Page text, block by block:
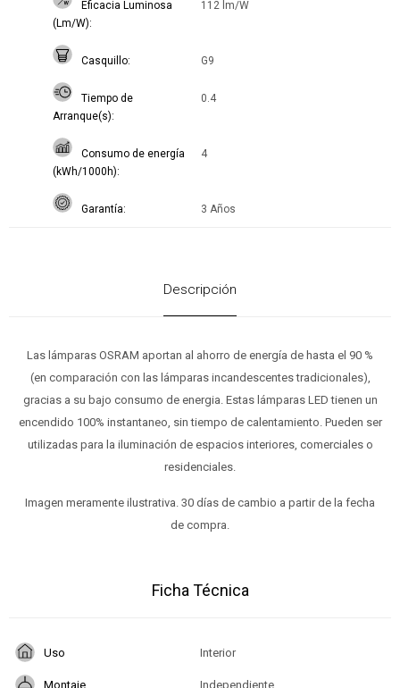
Eficacia Luminosa
(Lm/W)
112 lm/W
Casquillo G9
Tiempo de
Arranque(s)
0.4
Consumo de energía
(kWh/1000h)
4
Garantía 3 Años
Descripción
Las lámparas OSRAM aportan al ahorro de energía de hasta el 90 %
(en comparación con las lámparas incandescentes tradicionales),
gracias a su bajo consumo de energia. Estas lámparas LED tienen un
encendido 100% instantaneo, sin tiempo de calentamiento. Pueden ser
utilizadas para la iluminación de espacios interiores, comerciales o
residenciales.
Imagen meramente ilustrativa. 30 días de cambio a partir de la fecha
de compra.
Ficha Técnica
Uso Interior
Montaje Independiente